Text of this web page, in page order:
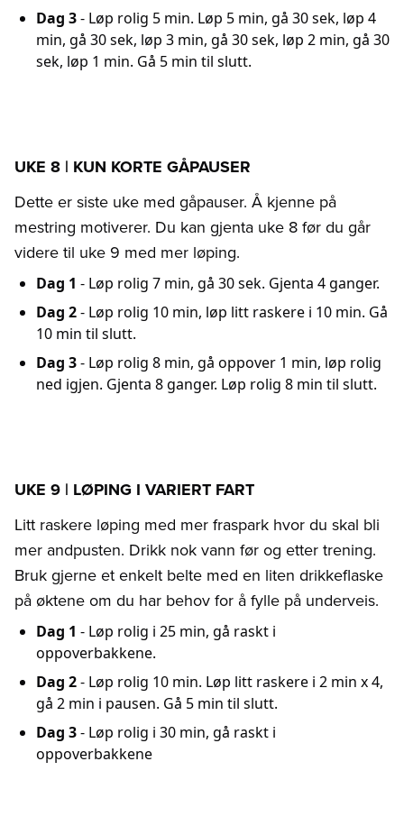
Dag 3- Løp rolig 5 min. Løp 5 min, gå 30 sek, løp 4
min, gå 30 sek, løp 3 min, gå 30 sek, løp 2 min, gå 30
sek, løp 1 min. Gå 5 min til slutt.
UKE 8 | KUN KORTE GÅPAUSER
Dette er siste uke med gåpauser. Å kjenne på
mestring motiverer. Du kan gjenta uke 8 før du går
videre til uke 9 med mer løping.
Dag 1 - Løp rolig 7 min, gå 30 sek. Gjenta 4 ganger.
Dag 2- Løp rolig 10 min, løp litt raskere i 10 min. Gå
10 min til slutt.
Dag 3- Løp rolig 8 min, gå oppover 1 min, løp rolig
ned igjen. Gjenta 8 ganger. Løp rolig 8 min til slutt.
UKE 9 | LØPING I VARIERT FART
Litt raskere løping med mer fraspark hvor du skal bli
mer andpusten. Drikk nok vann før og etter trening.
Bruk gjerne et enkelt belte med en liten drikkeflaske
på øktene om du har behov for å fylle på underveis.
Dag 1 - Løp rolig i 25 min, gå raskt i
oppoverbakkene.
Dag 2- Løp rolig 10 min. Løp litt raskere i 2 min x 4,
gå 2 min i pausen. Gå 5 min til slutt.
Dag 3- Løp rolig i 30 min, gå raskt i
oppoverbakkene